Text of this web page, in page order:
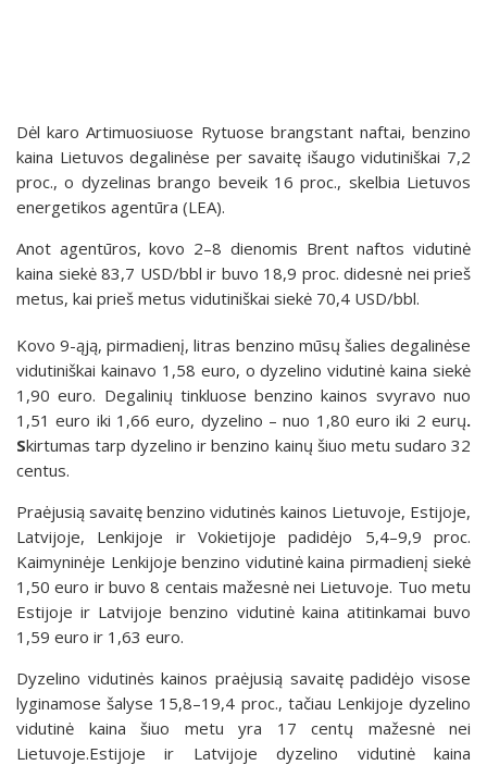
Dėl karo Artimuosiuose Rytuose brangstant naftai, benzino
kaina Lietuvos degalinėse per savaitę išaugo vidutiniškai 7,2
proc., o dyzelinas brango beveik 16 proc., skelbia Lietuvos
energetikos agentūra (LEA).
Anot agentūros, kovo 2–8 dienomis Brent naftos vidutinė
kaina siekė 83,7 USD/bbl ir buvo 18,9 proc. didesnė nei prieš
metus, kai prieš metus vidutiniškai siekė 70,4 USD/bbl.
Kovo 9-ąją, pirmadienį, litras benzino mūsų šalies degalinėse
vidutiniškai kainavo 1,58 euro, o dyzelino vidutinė kaina siekė
1,90 euro. Degalinių tinkluose benzino kainos svyravo nuo
1,51 euro iki 1,66 euro, dyzelino – nuo 1,80 euro iki 2 eurų.
Skirtumas tarp dyzelino ir benzino kainų šiuo metu sudaro 32
centus.
Praėjusią savaitę benzino vidutinės kainos Lietuvoje, Estijoje,
Latvijoje, Lenkijoje ir Vokietijoje padidėjo 5,4–9,9 proc.
Kaimyninėje Lenkijoje benzino vidutinė kaina pirmadienį siekė
1,50 euro ir buvo 8 centais mažesnė nei Lietuvoje. Tuo metu
Estijoje ir Latvijoje benzino vidutinė kaina atitinkamai buvo
1,59 euro ir 1,63 euro.
Dyzelino vidutinės kainos praėjusią savaitę padidėjo visose
lyginamose šalyse 15,8–19,4 proc., tačiau Lenkijoje dyzelino
vidutinė kaina šiuo metu yra 17 centų mažesnė nei
Lietuvoje.Estijoje ir Latvijoje dyzelino vidutinė kaina